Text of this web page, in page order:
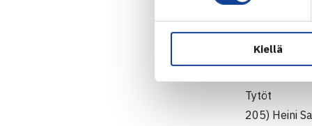
Kiellä
1957)
Tytöt
205) Heini